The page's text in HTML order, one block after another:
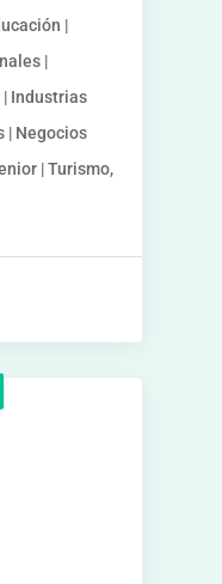
|
|
Industrias
| Negocios
| Turismo,